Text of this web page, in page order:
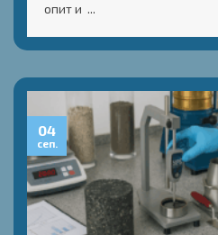
опит и ...
04
сеп.